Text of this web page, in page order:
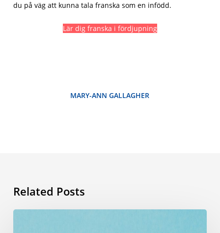
du på väg att kunna tala franska som en infödd.
Lär dig franska i fördjupning
MARY-ANN GALLAGHER
Related Posts